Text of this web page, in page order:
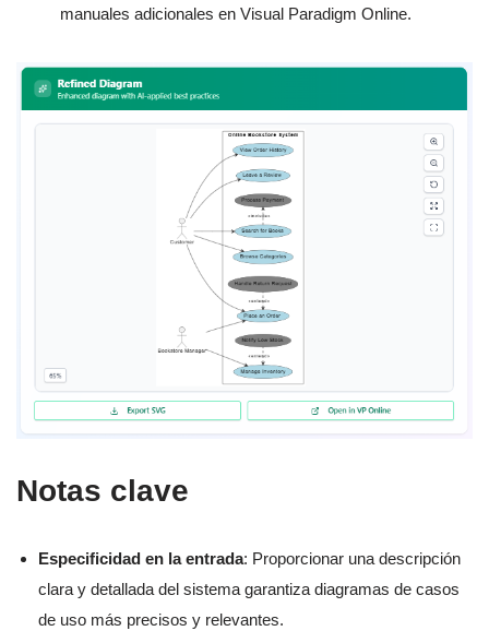
manuales adicionales en Visual Paradigm Online.
Notas clave
Especificidad en la entrada: Proporcionar una descripción
clara y detallada del sistema garantiza diagramas de casos
de uso más precisos y relevantes.